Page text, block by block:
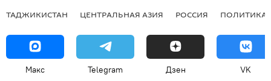
ТАДЖИКИСТАН ЦЕНТРАЛЬНАЯ АЗИЯ РОССИЯ ПОЛИТИКА
Макс Telegram Дзен VK